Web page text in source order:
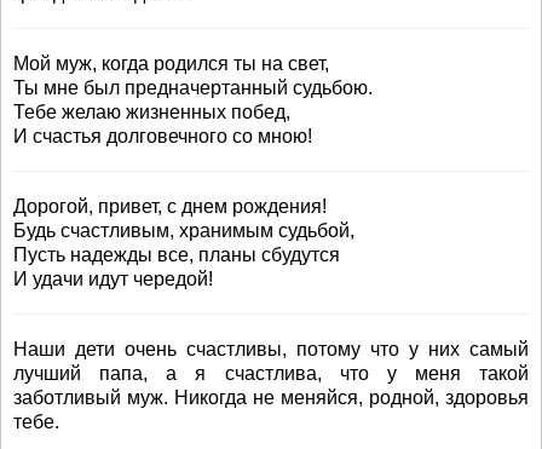
Мой муж, когда родился ты на свет,
Ты мне был предначертанный судьбою.
Тебе желаю жизненных побед,
И счастья долговечного со мною!
Дорогой, привет, с днем рождения!
Будь счастливым, хранимым судьбой,
Пусть надежды все, планы сбудутся
И удачи идут чередой!
Наши дети очень счастливы, потому что у них самый
лучший папа, а я счастлива, что у меня такой
заботливый муж. Никогда не меняйся, родной, здоровья
тебе.